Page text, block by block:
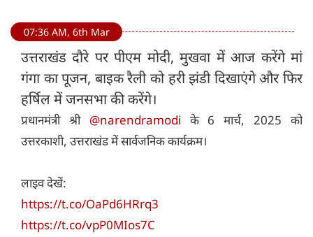
07:36 AM, 6th Mar
उत्तराखंड दौरे पर पीएम मोदी, मुखवा में आज करेंगे मां
गंगा का पूजन, बाइक रैली को हरी झंडी दिखाएंगे और फिर
हर्षिल में जनसभा की करेंगे।
प्रधानमंत्री श्री @narendramodi के 6 मार्च, 2025 को
उत्तरकाशी, उत्तराखंड में सार्वजनिक कार्यक्रम।
लाइव देखें:
https://t.co/OaPd6HRrq3
https://t.co/vpP0MIos7C